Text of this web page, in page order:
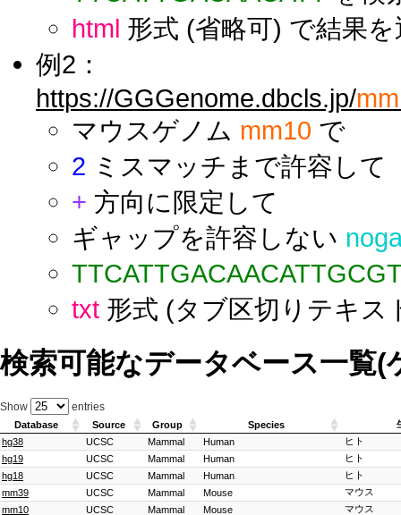
html 形式 (省略可) で結果
例2：
https://GGGenome.dbcls.jp/
マウスゲノム mm10 で
2 ミスマッチまで許容して
+ 方向に限定して
ギャップを許容しない
TTCATTGACAACATTGCGT
txt 形式 (タブ区切りテキス
検索可能なデータベース一覧(
Show entries
Database Source Group Species
hg38
UCSC Mammal Human
ヒト
hg19
UCSC Mammal Human
ヒト
hg18
UCSC Mammal Human
ヒト
mm39
UCSC Mammal Mouse
マウス
mm10
UCSC Mammal Mouse マウス